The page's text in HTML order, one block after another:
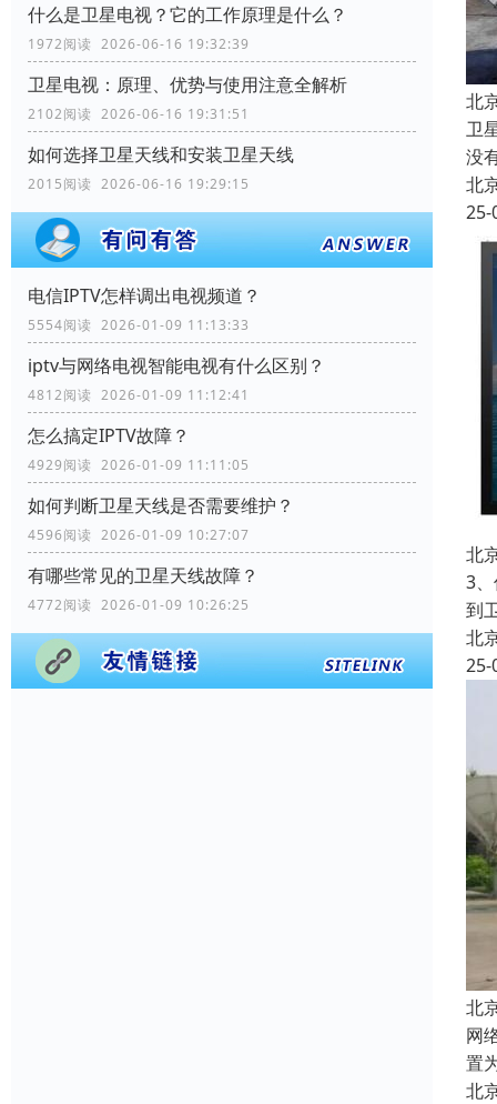
什么是卫星电视？它的工作原理是什么？
1972阅读 2026-06-16 19:32:39
卫星电视：原理、优势与使用注意全解析
2102阅读 2026-06-16 19:31:51
如何选择卫星天线和安装卫星天线
2015阅读 2026-06-16 19:29:15
电信IPTV怎样调出电视频道？
5554阅读 2026-01-09 11:13:33
iptv与网络电视智能电视有什么区别？
4812阅读 2026-01-09 11:12:41
怎么搞定IPTV故障？
4929阅读 2026-01-09 11:11:05
如何判断卫星天线是否需要维护？
4596阅读 2026-01-09 10:27:07
有哪些常见的卫星天线故障？
4772阅读 2026-01-09 10:26:25
北
卫
没
北
25-
北
3
到
北
25-
北
网
置
北